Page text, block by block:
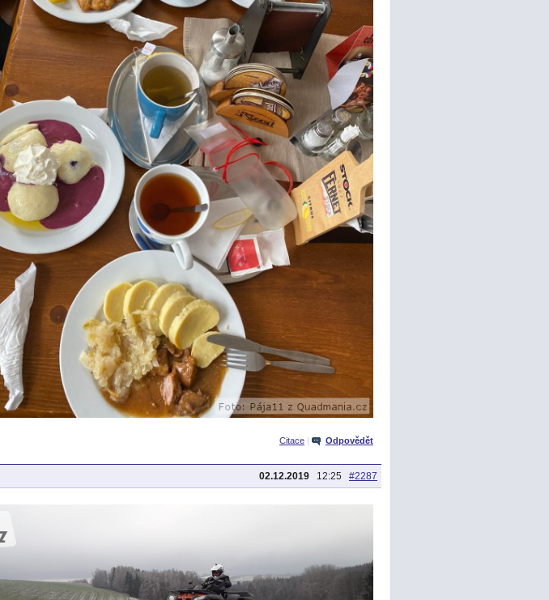
Citace | Odpovědět
02.12.2019 12:25 #2287